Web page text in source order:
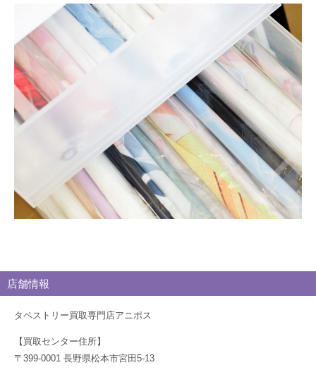
ロ
グ
店舗情報
タペストリー買取専門店アニポス
【買取センター住所】
〒399-0001 長野県松本市宮田5-13